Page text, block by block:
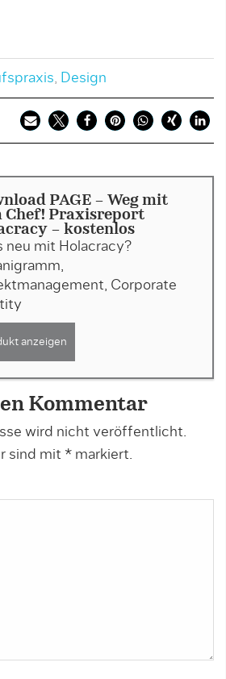
, Design
PAGE - Weg mit
Chef! Praxisreport
- kostenlos
neu mit Holacracy?
Corporate
anzeigen
Kommentar
wird nicht veröffentlicht.
sind mit * markiert.